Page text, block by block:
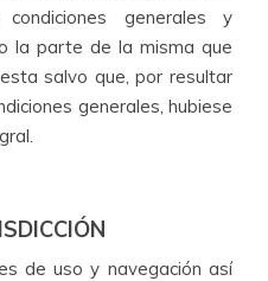
generales y
la parte de la misma que
salvo que, por resultar
generales, hubiese
de uso y navegación así